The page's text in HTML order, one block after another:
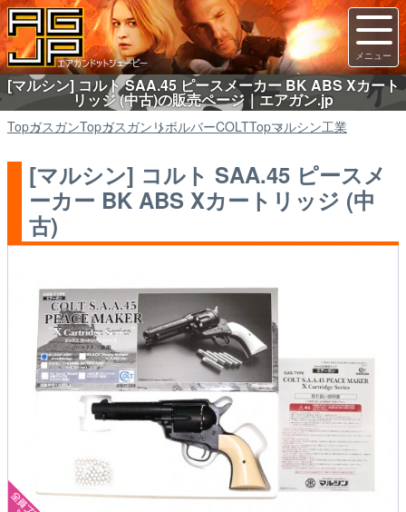
[マルシン] コルト SAA.45 ピースメーカー BK ABS Xカート
リッジ (中古)の販売ページ｜エアガン.jp
TopガスガンTopガスガン リボルバーCOLTTopマルシン工業
[マルシン] コルト SAA.45 ピースメ
ーカー BK ABS Xカートリッジ (中
古)